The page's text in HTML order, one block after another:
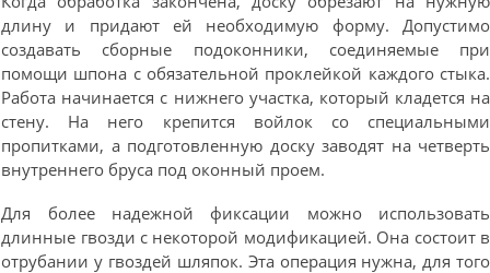
длину и придают ей необходимую форму. Допустимо
создавать сборные подоконники, соединяемые при
помощи шпона с обязательной проклейкой каждого стыка.
Работа начинается с нижнего участка, который кладется на
стену. На него крепится войлок со специальными
пропитками, а подготовленную доску заводят на четверть
внутреннего бруса под оконный проем.
Для более надежной фиксации можно использовать
длинные гвозди с некоторой модификацией. Она состоит в
отрубании у гвоздей шляпок. Эта операция нужна, для того